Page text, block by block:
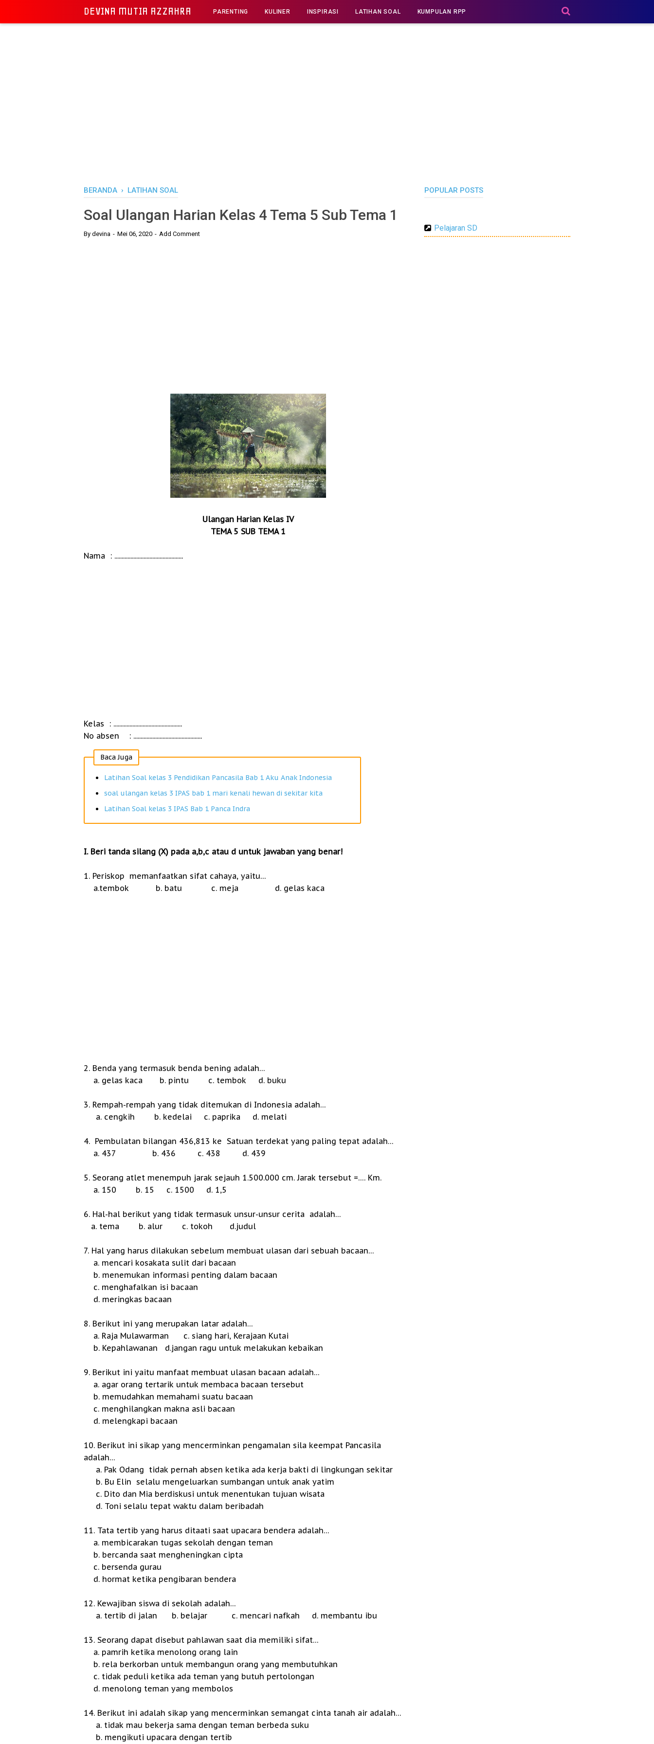
DEVINA MUTIA AZZAHRA PARENTING KULINER INSPIRASI LATIHAN SOAL KUMPULAN RPP
BERANDA › LATIHAN SOAL
Soal Ulangan Harian Kelas 4 Tema 5 Sub Tema 1
By devina Mei 06, 2020 Add Comment
Ulangan Harian Kelas IV
TEMA 5 SUB TEMA 1
Nama : ...............................................
Kelas
: ...............................................
No absen
: ...............................................
Baca Juga
Latihan Soal kelas 3 Pendidikan Pancasila Bab 1 Aku Anak Indonesia
soal ulangan kelas 3 IPAS bab 1 mari kenali hewan di sekitar kita
Latihan Soal kelas 3 IPAS Bab 1 Panca Indra
I. Beri tanda silang (X) pada a,b,c atau d untuk jawaban yang benar!
1. Periskop memanfaatkan sifat cahaya, yaitu…
a.tembok b. batu c. meja d. gelas kaca
2. Benda yang termasuk benda bening adalah…
a. gelas kaca b. pintu c. tembok d. buku
3. Rempah-rempah yang tidak ditemukan di Indonesia adalah…
a. cengkih b. kedelai c. paprika d. melati
4. Pembulatan bilangan 436,813 ke Satuan terdekat yang paling tepat adalah…
a. 437 b. 436 c. 438 d. 439
5. Seorang atlet menempuh jarak sejauh 1.500.000 cm. Jarak tersebut =…. Km.
a. 150 b. 15 c. 1500 d. 1,5
6. Hal-hal berikut yang tidak termasuk unsur-unsur cerita adalah…
a. tema b. alur c. tokoh d.judul
7. Hal yang harus dilakukan sebelum membuat ulasan dari sebuah bacaan…
a. mencari kosakata sulit dari bacaan
b. menemukan informasi penting dalam bacaan
c. menghafalkan isi bacaan
d. meringkas bacaan
8. Berikut ini yang merupakan latar adalah…
a. Raja Mulawarman
c. siang hari, Kerajaan Kutai
b. Kepahlawanan
d.jangan ragu untuk melakukan kebaikan
9. Berikut ini yaitu manfaat membuat ulasan bacaan adalah…
a. agar orang tertarik untuk membaca bacaan tersebut
b. memudahkan memahami suatu bacaan
c. menghilangkan makna asli bacaan
d. melengkapi bacaan
10. Berikut ini sikap yang mencerminkan pengamalan sila keempat Pancasila
adalah…
a. Pak Odang tidak pernah absen ketika ada kerja bakti di lingkungan sekitar
b. Bu Elin selalu mengeluarkan sumbangan untuk anak yatim
c. Dito dan Mia berdiskusi untuk menentukan tujuan wisata
d. Toni selalu tepat waktu dalam beribadah
11. Tata tertib yang harus ditaati saat upacara bendera adalah…
a. membicarakan tugas sekolah dengan teman
b. bercanda saat mengheningkan cipta
c. bersenda gurau
d. hormat ketika pengibaran bendera
12. Kewajiban siswa di sekolah adalah…
a. tertib di jalan b. belajar c. mencari nafkah d. membantu ibu
13. Seorang dapat disebut pahlawan saat dia memiliki sifat…
a. pamrih ketika menolong orang lain
b. rela berkorban untuk membangun orang yang membutuhkan
c. tidak peduli ketika ada teman yang butuh pertolongan
d. menolong teman yang membolos
14. Berikut ini adalah sikap yang mencerminkan semangat cinta tanah air adalah…
a. tidak mau bekerja sama dengan teman berbeda suku
b. mengikuti upacara dengan tertib
POPULAR POSTS
Pelajaran SD